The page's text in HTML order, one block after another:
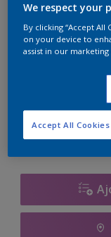
Format
1L
We respect your
By clicking “Accept
on your device to
assist in our
Accept All Cookies